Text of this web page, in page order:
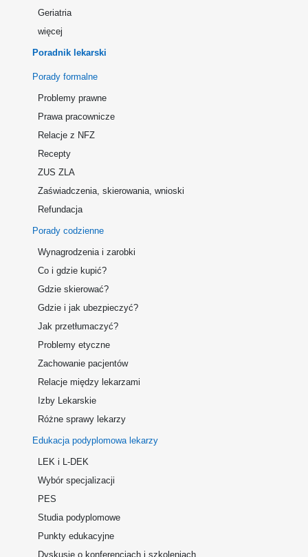
Geriatria
więcej
Poradnik lekarski
Porady formalne
Problemy prawne
Prawa pracownicze
Relacje z NFZ
Recepty
ZUS ZLA
Zaświadczenia, skierowania, wnioski
Refundacja
Porady codzienne
Wynagrodzenia i zarobki
Co i gdzie kupić?
Gdzie skierować?
Gdzie i jak ubezpieczyć?
Jak przetłumaczyć?
Problemy etyczne
Zachowanie pacjentów
Relacje między lekarzami
Izby Lekarskie
Różne sprawy lekarzy
Edukacja podyplomowa lekarzy
LEK i L-DEK
Wybór specjalizacji
PES
Studia podyplomowe
Punkty edukacyjne
Dyskusje o konferencjach i szkoleniach